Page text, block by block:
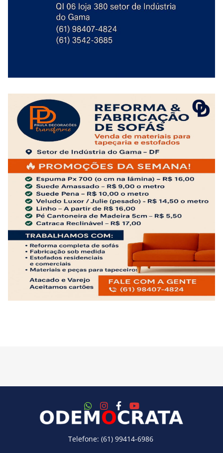
Telefone: (61) 99414-6986